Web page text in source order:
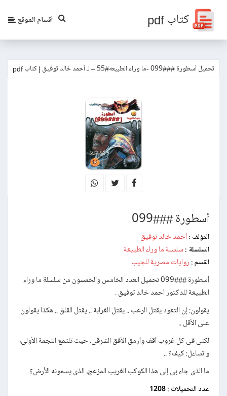
كتاب pdf أقسام الموقع
تحميل أسطورة ###099 -ما وراء الطبيعه#55 – لـ أحمد خالد توفيق | كتاب pdf
أسطورة ###099
المؤلف : أحمد خالد توفيق
السلسلة : سلسلة ما وراء الطبيعة
القسم : روايات مصرية للجيب
أسطورة ###099 تحميل العدد الخامس والخمسون من سلسلة ما وراء
الطبيعة للدكتور أحمد خالد توفيق .
يقولون: إن التعود يقتل الرعب .. يقتل الغرابة .. يقتل القلق .. هكذا يقولون
على الأقل ..
لكنى فى كل غروب أقف وأرمق الأفق الشرقى، حيث تلتمع النجمة الأولى،
واتساءل: كيف؟ ..
ما الذى جاء بى إلى هذا الكوكب الغريب المزعج، الذى يسمونه الأرض؟
عدد التحميلات : 1208